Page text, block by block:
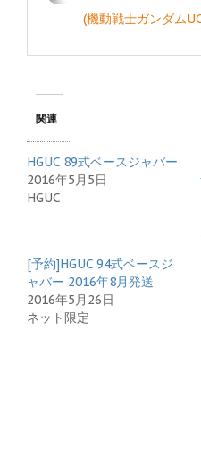
(機動戦士ガンダム
関連
HGUC 89式ベースジャバー
2016年5月5日
HGUC
[予約]HGUC 94式ベースジ
ャバー 2016年8月発送
2016年5月26日
ネット限定